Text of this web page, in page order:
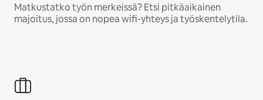
Matkustatko työn merkeissä? Etsi pitkäaikainen
majoitus, jossa on nopea wifi-yhteys ja työskentelytila.